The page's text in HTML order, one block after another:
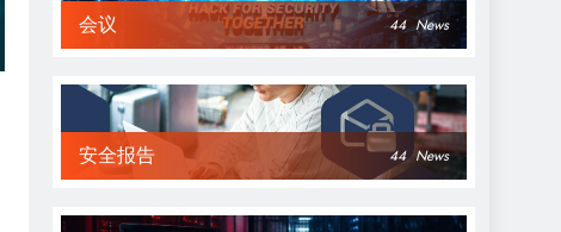
会议 44 News
安全报告 44 News